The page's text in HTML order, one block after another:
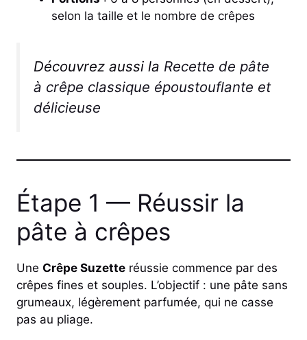
selon la taille et le nombre de crêpes
Découvrez aussi la Recette de pâte
à crêpe classique époustouflante et
délicieuse
Étape 1 — Réussir la
pâte à crêpes
Une Crêpe Suzette réussie commence par des
crêpes fines et souples. L’objectif : une pâte sans
grumeaux, légèrement parfumée, qui ne casse
pas au pliage.